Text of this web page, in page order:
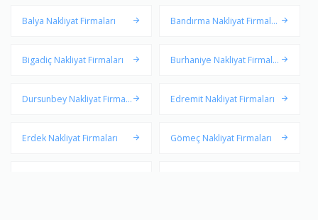
Balya Nakliyat Firmaları
Bandırma Nakliyat Firmalar
Bigadiç Nakliyat Firmaları
Burhaniye Nakliyat Firmala
Dursunbey Nakliyat Firmal
Edremit Nakliyat Firmaları
Erdek Nakliyat Firmaları Gömeç Nakliyat Firmaları